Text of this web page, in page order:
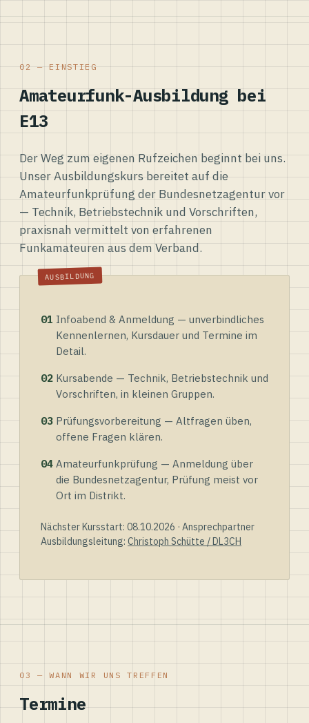
02 — EINSTIEG
Amateurfunk-Ausbildung bei
E13
Der Weg zum eigenen Rufzeichen beginnt bei uns.
Unser Ausbildungskurs bereitet auf die
Amateurfunkprüfung der Bundesnetzagentur vor
— Technik, Betriebstechnik und Vorschriften,
praxisnah vermittelt von erfahrenen
Funkamateuren aus dem Verband.
01 Infoabend & Anmeldung — unverbindliches
Kennenlernen, Kursdauer und Termine im
Detail.
02 Kursabende — Technik, Betriebstechnik und
Vorschriften, in kleinen Gruppen.
03 Prüfungsvorbereitung — Altfragen üben,
offene Fragen klären.
04 Amateurfunkprüfung — Anmeldung über
die Bundesnetzagentur, Prüfung meist vor
Ort im Distrikt.
Nächster Kursstart: 08.10.2026 · Ansprechpartner
Ausbildungsleitung: Christoph Schütte / DL3CH
03 — WANN WIR UNS TREFFEN
Termine